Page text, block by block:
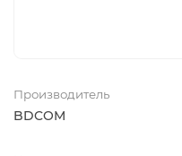
Производитель
BDCOM